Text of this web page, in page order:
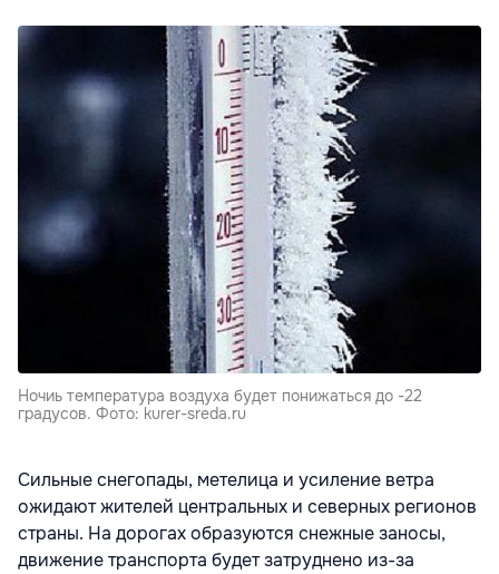
Ночиь температура воздуха будет понижаться до -22
градусов. Фото: kurer-sreda.ru
Сильные снегопады, метелица и усиление ветра
ожидают жителей центральных и северных регионов
страны. На дорогах образуются снежные заносы,
движение транспорта будет затруднено из-за